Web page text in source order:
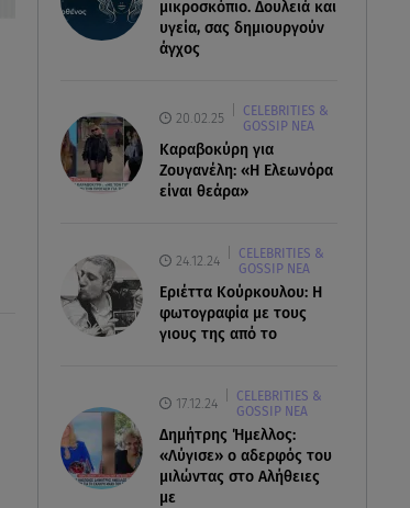
μικροσκόπιο. Δουλειά και
υγεία, σας δημιουργούν
άγχος
20.02.25
CELEBRITIES &
GOSSIP ΝΕΑ
Καραβοκύρη για
Ζουγανέλη: «Η Ελεωνόρα
είναι θεάρα»
24.12.24
CELEBRITIES &
GOSSIP ΝΕΑ
Εριέττα Κούρκουλου: Η
φωτογραφία με τους
γιους της από το
17.12.24
CELEBRITIES &
GOSSIP ΝΕΑ
Δημήτρης Ήμελλος:
«Λύγισε» ο αδερφός του
μιλώντας στο Αλήθειες
με